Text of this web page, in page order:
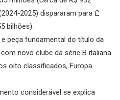
2025) dispararam para £
bilhões).
peça fundamental do título da
novo clube da série B italiana
oito classificados, Europa
considerável se explica